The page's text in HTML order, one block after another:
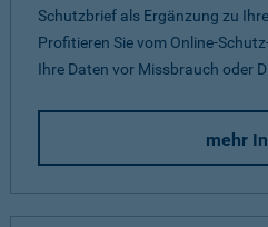
Schutzbrief als Ergänzung zu
Profitieren Sie vom Online-
Ihre Daten vor Missbrauch oder
mehr